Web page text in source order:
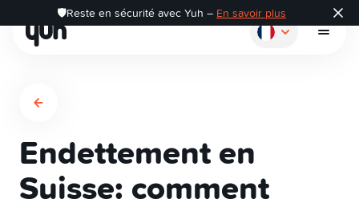
🛡️Reste en sécurité avec Yuh – En savoir plus
Comment ça marche?
Endettement en
Suisse: comment